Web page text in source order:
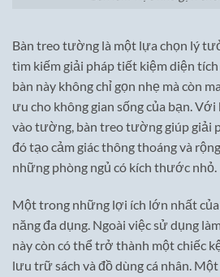
Bàn treo tường là một lựa chọn lý
tìm kiếm giải pháp tiết kiệm diện
bàn này không chỉ gọn nhẹ mà còn
ưu cho không gian sống của bạn.
vào tường, bàn treo tường giúp giải
đó tạo cảm giác thông thoáng và
những phòng ngủ có kích thước nhỏ.
Một trong những lợi ích lớn nhất
năng đa dụng. Ngoài việc sử dụng
này còn có thể trở thành một chiếc
lưu trữ sách và đồ dùng cá nhân.